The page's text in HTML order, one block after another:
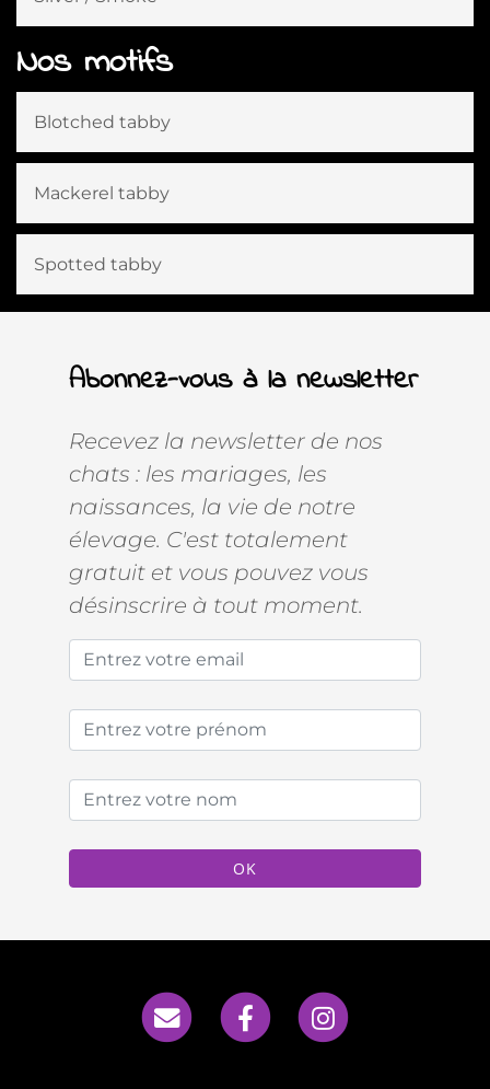
Nos motifs
Blotched tabby
Mackerel tabby
Spotted tabby
Abonnez-vous à la newsletter
Recevez la newsletter de nos
chats : les mariages, les
naissances, la vie de notre
élevage. C'est totalement
gratuit et vous pouvez vous
désinscrire à tout moment.
OK